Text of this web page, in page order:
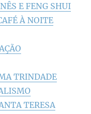
E FENG SHUI
À NOITE
TRINDADE
TERESA